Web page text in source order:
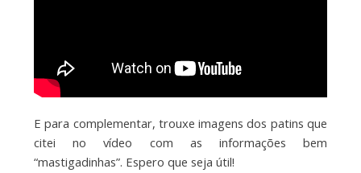
E para complementar, trouxe imagens dos patins que
citei no vídeo com as informações bem
“mastigadinhas”. Espero que seja útil!